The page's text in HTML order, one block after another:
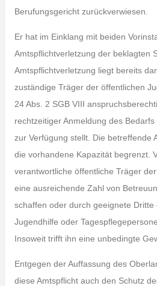
Berufungsgericht zurückverwiesen.
Er hat im Einklang mit beiden
Amtspflichtverletzung der beklagten
Amtspflichtverletzung liegt bereits
zuständige Träger der öffentlichen
24 Abs. 2 SGB VIII
rechtzeitiger Anmeldung des
zur Verfügung stellt. Die betreffende
die vorhandene Kapazität begrenzt.
verantwortliche öffentliche Träger
eine ausreichende Zahl von
schaffen oder durch geeignete
Jugendhilfe oder
Insoweit trifft ihn eine unbedingte
Entgegen der Auffassung des
diese Amtspflicht auch den Schutz